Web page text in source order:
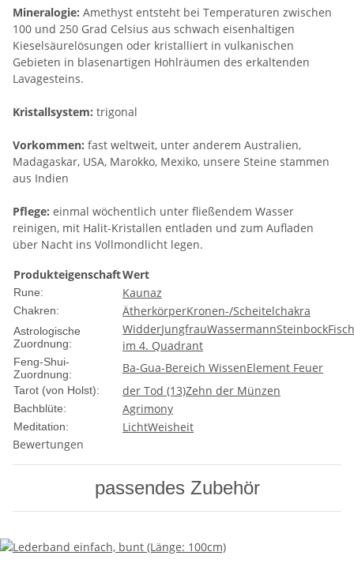
Mineralogie: Amethyst entsteht bei Temperaturen zwischen
100 und 250 Grad Celsius aus schwach eisenhaltigen
Kieselsäurelösungen oder kristalliert in vulkanischen
Gebieten in blasenartigen Hohlräumen des erkaltenden
Lavagesteins.
Kristallsystem: trigonal
Vorkommen: fast weltweit, unter anderem Australien,
Madagaskar, USA, Marokko, Mexiko, unsere Steine stammen
aus Indien
Pflege: einmal wöchentlich unter fließendem Wasser
reinigen, mit Halit-Kristallen entladen und zum Aufladen
über Nacht ins Vollmondlicht legen.
ProdukteigenschaftWert
Rune: Kaunaz
Chakren: ÄtherkörperKronen-/Scheitelchakra
Astrologische
Zuordnung:
WidderJungfrauWassermannSteinbock
im 4. Quadrant
Feng-Shui-
Zuordnung:
Ba-Gua-Bereich WissenElement Feuer
Tarot (von Holst): der Tod (13)Zehn der Münzen
Bachblüte: Agrimony
Meditation: LichtWeisheit
Bewertungen
passendes Zubehör